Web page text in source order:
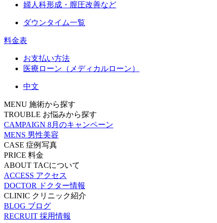
婦人科形成・膣圧改善など
ダウンタイム一覧
料金表
お支払い方法
医療ローン（メディカルローン）
中文
MENU 施術から探す
TROUBLE お悩みから探す
CAMPAIGN 8月のキャンペーン
MENS 男性美容
CASE 症例写真
PRICE 料金
ABOUT TACについて
ACCESS アクセス
DOCTOR
ドクター情報
CLINIC クリニック紹介
BLOG ブログ
RECRUIT 採用情報